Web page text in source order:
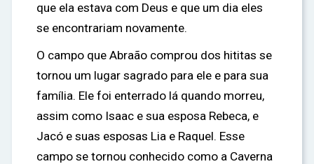
que ela estava com Deus e que um dia eles
se encontrariam novamente.
O campo que Abraão comprou dos hititas se
tornou um lugar sagrado para ele e para sua
família. Ele foi enterrado lá quando morreu,
assim como Isaac e sua esposa Rebeca, e
Jacó e suas esposas Lia e Raquel. Esse
campo se tornou conhecido como a Caverna